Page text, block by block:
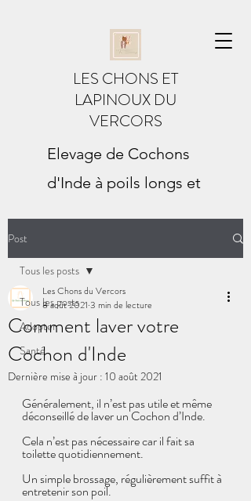
LES CHONS ET
LAPINOUX DU
VERCORS
Elevage de Cochons
d'Inde à poils longs et
Avicole et Ornithologique de la
Drôme)
Eleveur sélectionneur des races
Post
Tous les posts
Adopter
Santé
Tous les posts
Comment laver votre
Cochon d'Inde
Les Chons du Vercors
8 août 2021 3 min de lecture
Dernière mise à jour : 10 août 2021
Généralement, il n’est pas utile et même
déconseillé de laver un Cochon d’Inde.
Cela n’est pas nécessaire car il fait sa
toilette quotidiennement.
Un simple brossage, régulièrement suffit à
entretenir son poil.